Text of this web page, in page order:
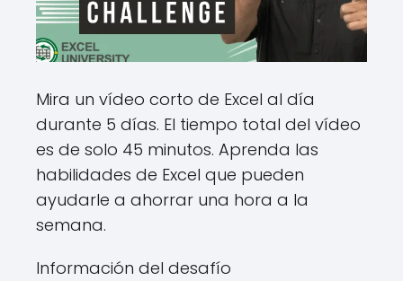
Mira un vídeo corto de Excel al día
durante 5 días. El tiempo total del vídeo
es de solo 45 minutos. Aprenda las
habilidades de Excel que pueden
ayudarle a ahorrar una hora a la
semana.
Información del desafío